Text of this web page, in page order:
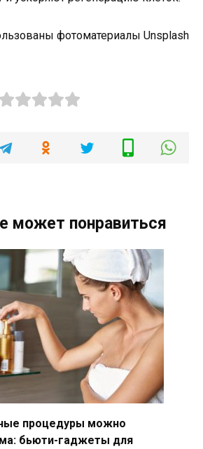
фотоматериалы Unsplash
может понравиться
процедуры можно
бьюти-гаджеты для